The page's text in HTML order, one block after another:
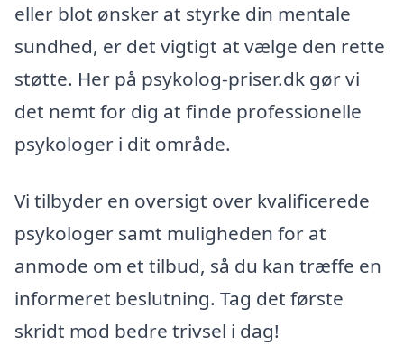
eller blot ønsker at styrke din mentale
sundhed, er det vigtigt at vælge den rette
støtte. Her på psykolog-priser.dk gør vi
det nemt for dig at finde professionelle
psykologer i dit område.
Vi tilbyder en oversigt over kvalificerede
psykologer samt muligheden for at
anmode om et tilbud, så du kan træffe en
informeret beslutning. Tag det første
skridt mod bedre trivsel i dag!